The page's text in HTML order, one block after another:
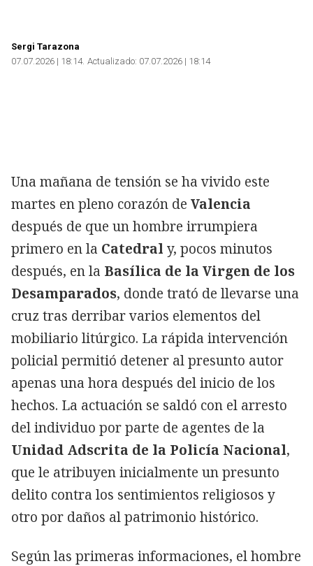
Sergi Tarazona
07.07.2026 | 18:14 Actualizado: 07.07.2026 | 18:14
Una mañana de tensión se ha vivido este
martes en pleno corazón de Valencia
después de que un hombre irrumpiera
primero en la Catedral y, pocos minutos
después, en la Basílica de la Virgen de los
Desamparados, donde trató de llevarse una
cruz tras derribar varios elementos del
mobiliario litúrgico. La rápida intervención
policial permitió detener al presunto autor
apenas una hora después del inicio de los
hechos. La actuación se saldó con el arresto
del individuo por parte de agentes de la
Unidad Adscrita de la Policía Nacional,
que le atribuyen inicialmente un presunto
delito contra los sentimientos religiosos y
otro por daños al patrimonio histórico.
Según las primeras informaciones, el hombre